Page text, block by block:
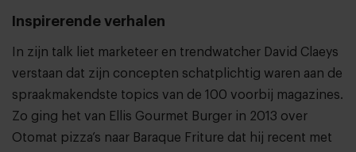
Inspirerende verhalen
In zijn talk liet marketeer en trendwatcher David Claeys
verstaan dat zijn concepten schatplichtig waren aan de
spraakmakendste topics van de 100 voorbij magazines.
Zo ging het van Ellis Gourmet Burger in 2013 over
Otomat pizza’s naar Baraque Friture dat hij recent met